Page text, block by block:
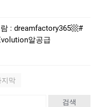
: dreamfactory365▩#
알공급
지막
검색